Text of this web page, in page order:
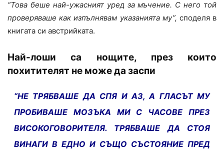
“Това беше най-ужасният уред за мъчение. С него той
проверяваше как изпълнявам указанията му”, споделя в
книгата си австрийката.
Най-лоши са нощите, през които
похитителят не може да заспи
“НЕ ТРЯБВАШЕ ДА СПЯ И АЗ, А ГЛАСЪТ МУ
ПРОБИВАШЕ МОЗЪКА МИ С ЧАСОВЕ ПРЕЗ
ВИСОКОГОВОРИТЕЛЯ. ТРЯБВАШЕ ДА СТОЯ
ВИНАГИ В ЕДНО И СЪЩО СЪСТОЯНИЕ ПРЕД